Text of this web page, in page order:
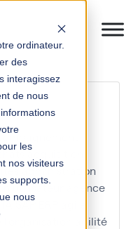
ordinateur.
des
interagissez
de nous
les
nos visiteurs
supports.
nous
acquisition
administration
utilisateur
agence
SAP ERP
agilité